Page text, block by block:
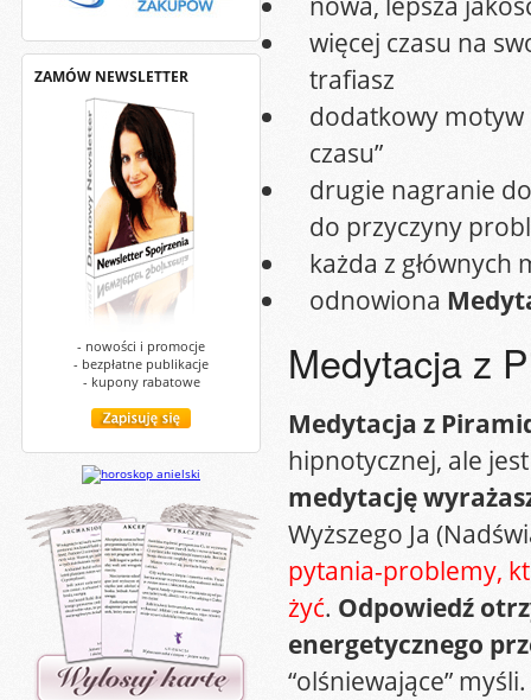
ZAMÓW NEWSLETTER
- nowości i promocje
- bezpłatne publikacje
- kupony rabatowe
więcej czasu na
trafiasz
dodatkowy motyw
czasu”
drugie nagranie
do przyczyny
każda z
odnowiona
Medytacja z
Medytacja z
hipnotycznej, ale
medytację
Wyższego Ja
pytania-problemy,
żyć. Odpowiedź
energetycznego
“olśniewające” myśli.